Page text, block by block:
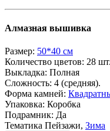
Алмазная вышивка
Размер: 50*40 см
Количество цветов: 28 шт.
Выкладка: Полная
Сложность: 4 (средняя).
Форма камней:
Упаковка: Коробка
Подрамник: Да
Тематика Пейзажи, Зима